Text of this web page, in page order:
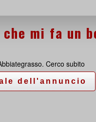
che mi fa un
Cerco subito